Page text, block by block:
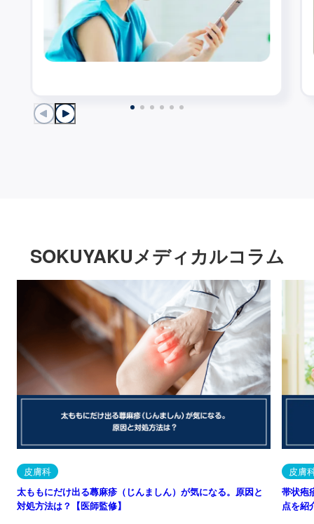
SOKUYAKUメディカルコラム
皮膚科
太ももにだけ出る蕁麻疹（じんましん）が気になる。原因と
対処方法は？【医師監修】
皮膚
帯状疱
点を紹